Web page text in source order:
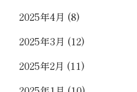
2025年4月 (8)
2025年3月 (12)
2025年2月 (11)